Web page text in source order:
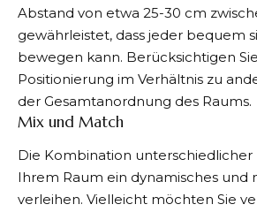
Abstand von etwa 25-30 cm
gewährleistet, dass jeder bequem
bewegen kann. Berücksichtigen
Positionierung im Verhältnis zu
der Gesamtanordnung des Raums.
Mix und Match
Die Kombination
Ihrem Raum ein dynamisches und
verleihen. Vielleicht möchten Sie